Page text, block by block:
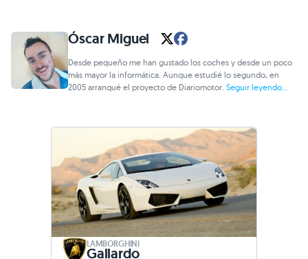
Óscar Miguel
Desde pequeño me han gustado los coches y desde un poco
más mayor la informática. Aunque estudié lo segundo, en
2005 arranqué el proyecto de Diariomotor.Seguir leyendo...
LAMBORGHINI
Gallardo